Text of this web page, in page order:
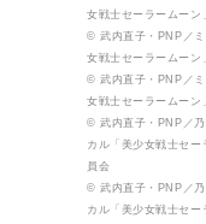
女戦士セーラームーン
© 武内直子・PNP／
女戦士セーラームーン
© 武内直子・PNP／
女戦士セーラームーン
© 武内直子・PNP／
カル「美少女戦士セー
員会
© 武内直子・PNP／
カル「美少女戦士セー